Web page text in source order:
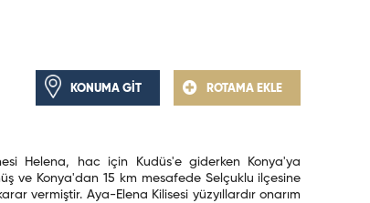
KONUMA GİT ROTAMA EKLE
Helena, hac için Kudüs'e giderken Konya'ya
ve Konya'dan 15 km mesafede Selçuklu ilçesine
vermiştir. Aya-Elena Kilisesi yüzyıllardır onarım